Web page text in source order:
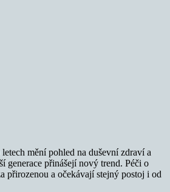
mění pohled na duševní zdraví a
generace přinášejí nový trend. Péči o
přirozenou a očekávají stejný postoj i od